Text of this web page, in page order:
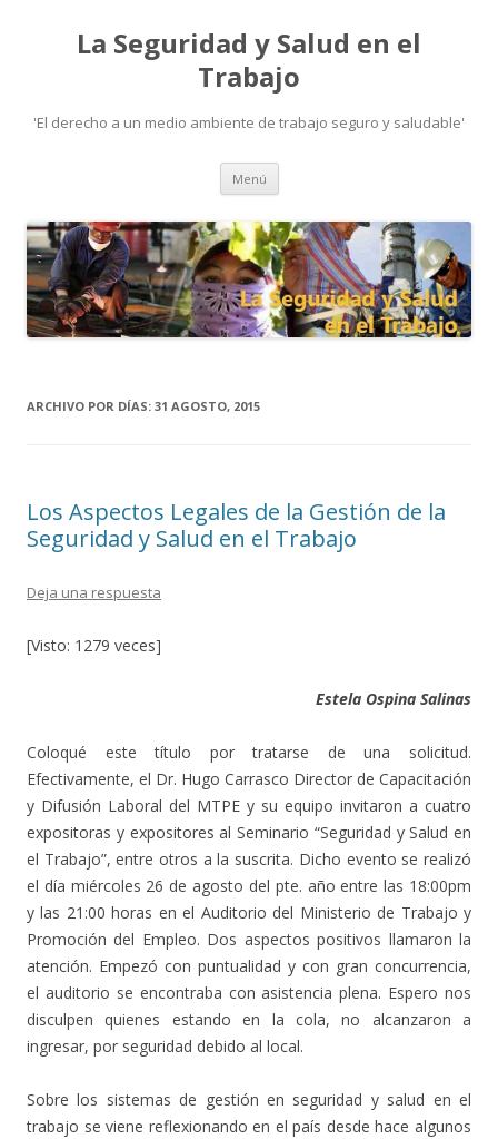
La Seguridad y Salud en el
Trabajo
'El derecho a un medio ambiente de trabajo seguro y saludable'
Menú Ir
contenido
ARCHIVO POR DÍAS: 31 AGOSTO, 2015
Los Aspectos Legales de la Gestión de la
Seguridad y Salud en el Trabajo
Deja una respuesta
[Visto: 1279 veces]
Estela Ospina Salinas
Coloqué este título por tratarse de una solicitud.
Efectivamente, el Dr. Hugo Carrasco Director de Capacitación
y Difusión Laboral del MTPE y su equipo invitaron a cuatro
expositoras y expositores al Seminario “Seguridad y Salud en
el Trabajo”, entre otros a la suscrita. Dicho evento se realizó
el día miércoles 26 de agosto del pte. año entre las 18:00pm
y las 21:00 horas en el Auditorio del Ministerio de Trabajo y
Promoción del Empleo. Dos aspectos positivos llamaron la
atención. Empezó con puntualidad y con gran concurrencia,
el auditorio se encontraba con asistencia plena. Espero nos
disculpen quienes estando en la cola, no alcanzaron a
ingresar, por seguridad debido al local.
Sobre los sistemas de gestión en seguridad y salud en el
trabajo se viene reflexionando en el país desde hace algunos